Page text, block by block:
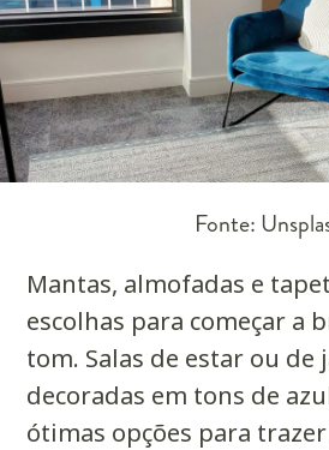
Fonte:
Mantas, almofadas e
escolhas para começar a
tom. Salas de estar ou de
decoradas em tons de
ótimas opções para